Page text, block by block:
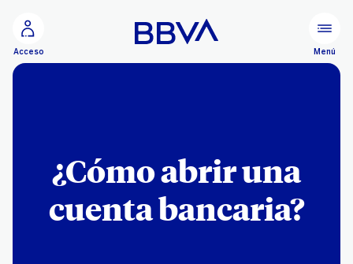
Acceso Menú
¿Cómo abrir una
cuenta bancaria?